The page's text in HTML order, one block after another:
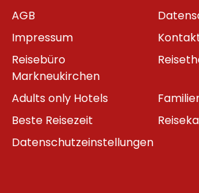
AGB
Impressum
Reisebüro
Markneukirchen
Adults only Hotels
Beste Reisezeit
Datenschutzeinstellungen